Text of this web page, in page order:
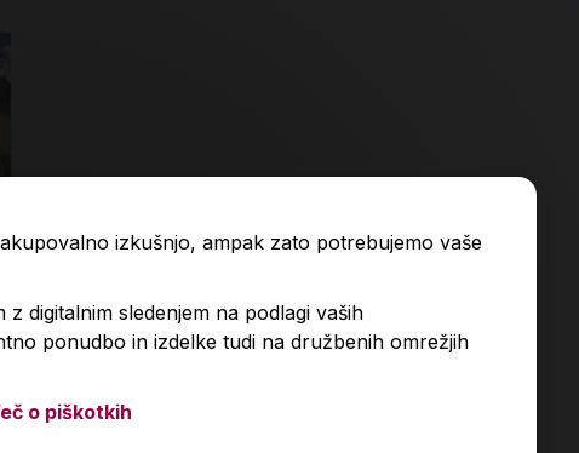
izkušnjo, ampak zato potrebujemo vaše
digitalnim sledenjem na podlagi vaših
ponudbo in izdelke tudi na družbenih omrežjih
o piškotkih